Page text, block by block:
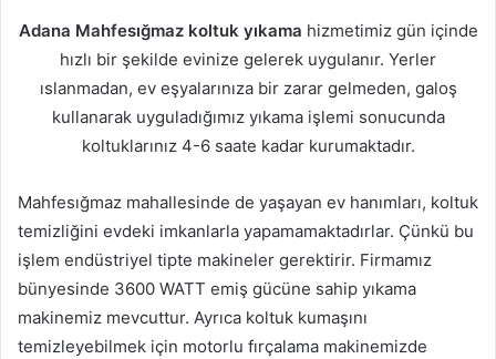
Adana Mahfesığmaz koltuk yıkama hizmetimiz gün içinde
hızlı bir şekilde evinize gelerek uygulanır. Yerler
ıslanmadan, ev eşyalarınıza bir zarar gelmeden, galoş
kullanarak uyguladığımız yıkama işlemi sonucunda
koltuklarınız 4-6 saate kadar kurumaktadır.
Mahfesığmaz mahallesinde de yaşayan ev hanımları, koltuk
temizliğini evdeki imkanlarla yapamamaktadırlar. Çünkü bu
işlem endüstriyel tipte makineler gerektirir. Firmamız
bünyesinde 3600 WATT emiş gücüne sahip yıkama
makinemiz mevcuttur. Ayrıca koltuk kumaşını
temizleyebilmek için motorlu fırçalama makinemizde